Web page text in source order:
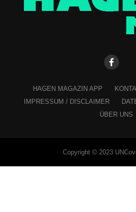
HAGEN MAGAZIN APP
IMPRESSUM / DISCLAIMER
ÜBER UNS
Copyright © 2023